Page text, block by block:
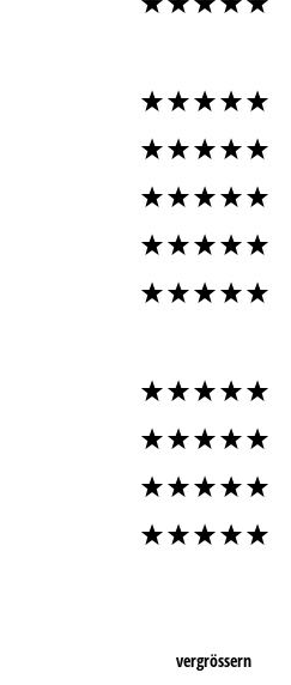
vergrössern